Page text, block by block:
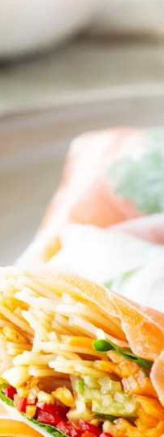
klo